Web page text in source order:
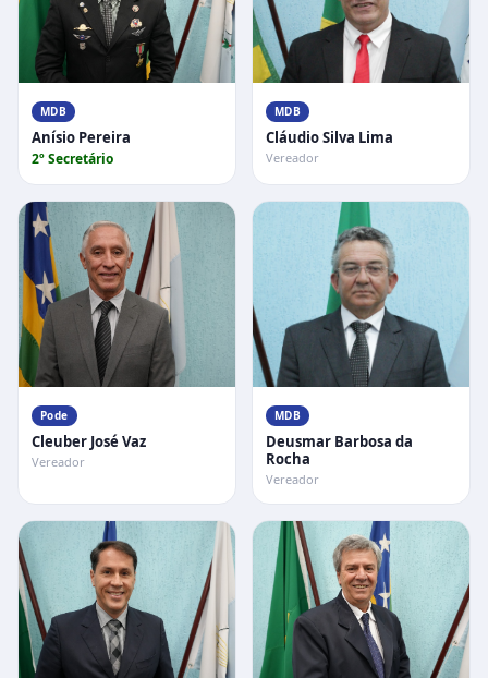
MDB
Anísio Pereira
2º Secretário
MDB
Cláudio Silva Lima
Vereador
Pode
Cleuber José Vaz
Vereador
MDB
Deusmar Barbosa da
Rocha
Vereador